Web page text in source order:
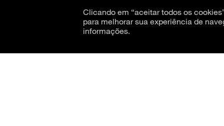
Clicando em “aceitar todos os
para melhorar sua experiência de
informações.